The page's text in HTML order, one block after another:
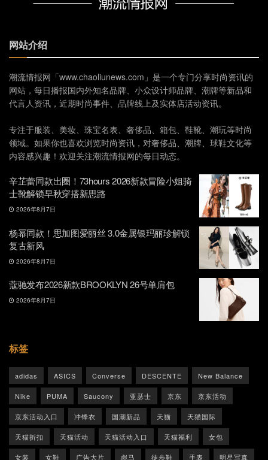
网站介绍
潮流情报网「www.chaoliunews.com」是一个专门分享时尚资讯的
网站，每日播报国内外知名品牌、小众设计师品牌、潮牌等新品和
代言人资讯，近期时尚事件、品牌线上及实体店活动资讯。
专注于服装、美妆、珠宝名表、奢侈品、箱包、鞋靴、潮玩等时尚
领域。如果你也喜欢浏览时尚资讯，对奢侈品、潮牌、球鞋文化等
内容感兴趣！欢迎关注潮流情报网的每日动态。
辛芷蕾同款出圈！73hours 2026新款冒险小姐骑
士靴解锁早秋穿搭新思路
2026年8月7日
杨幂同款！思加图爱丽丝 3.0金属银玛丽珍解锁
复古新风
2026年8月7日
蔻驰发布2026新款BROOKLYN 26号单肩包
2026年8月7日
标签
adidas ASICS Converse DESCENTE New Balance
Nike PUMA Saucony 亚瑟士 京东 京东活动
京东活动入口 冲锋衣 国潮新品 天猫 天猫国际
天猫折扣 天猫活动 天猫活动入口 天猫福利 女包
女装 女鞋 广告大片 彪马 徒步鞋 手表 明星写真